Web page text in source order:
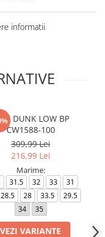
informatii
DUNK LOW BP
CW1588-100
309,99 Lei
216,99 Lei
Marime:
31.5 32 33
31
28.5 28 33.5
29.5
34
35
VEZI VARIANTE